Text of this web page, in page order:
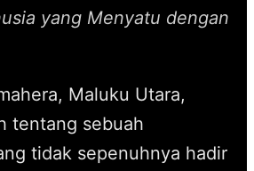
yang Menyatu dengan
Maluku Utara,
tentang sebuah
tidak sepenuhnya hadir